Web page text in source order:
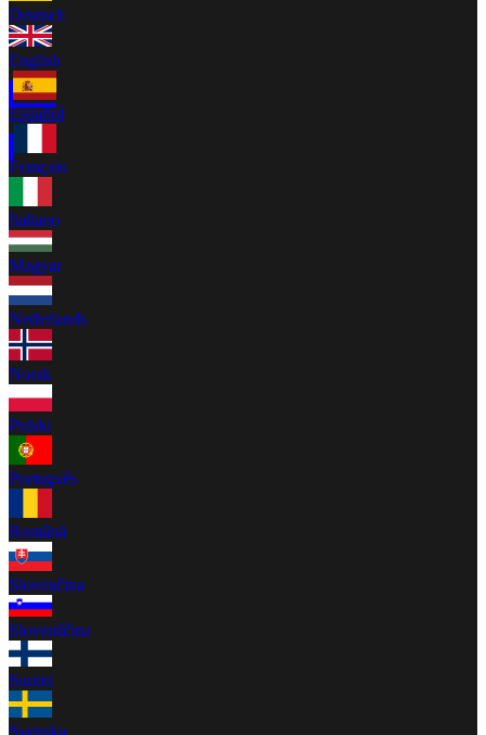
Deutsch
English
Español
Français
Italiano
Magyar
Nederlands
Norsk
Polski
Português
Română
Slovenčina
Slovenščina
Suomi